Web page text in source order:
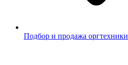
Подбор и продажа оргтехники